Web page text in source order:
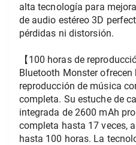
alta tecnología para
de audio estéreo 3D
pérdidas ni distorsión.
【100 horas de
Bluetooth Monster ofrecen
reproducción de música
completa. Su estuche de
integrada de 2600 mAh
completa hasta 17 veces,
hasta 100 horas. La